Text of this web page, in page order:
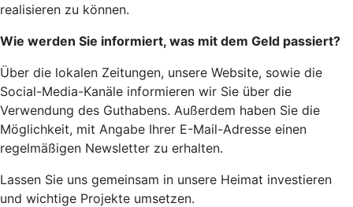
realisieren zu können.
Wie werden Sie informiert, was mit dem Geld passiert?
Über die lokalen Zeitungen, unsere Website, sowie die
Social-Media-Kanäle informieren wir Sie über die
Verwendung des Guthabens. Außerdem haben Sie die
Möglichkeit, mit Angabe Ihrer E-Mail-Adresse einen
regelmäßigen Newsletter zu erhalten.
Lassen Sie uns gemeinsam in unsere Heimat investieren
und wichtige Projekte umsetzen.